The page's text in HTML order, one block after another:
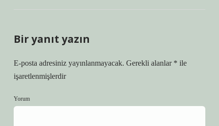
Bir yanıt yazın
E-posta adresiniz yayınlanmayacak. Gerekli alanlar * ile
işaretlenmişlerdir
Yorum